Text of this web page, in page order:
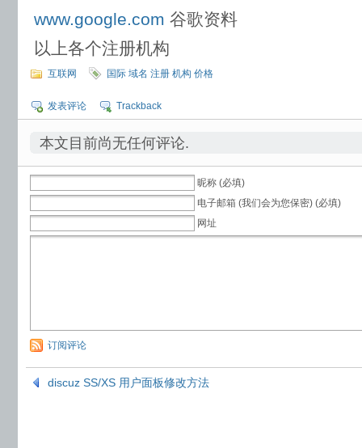
www.google.com 谷歌资料
以上各个注册机构
互联网 国际 域名 注册 机构 价格
发表评论 Trackback
本文目前尚无任何评论.
昵称 (必填)
电子邮箱 (我们会为您保密) (必填)
网址
订阅评论
discuz SS/XS 用户面板修改方法